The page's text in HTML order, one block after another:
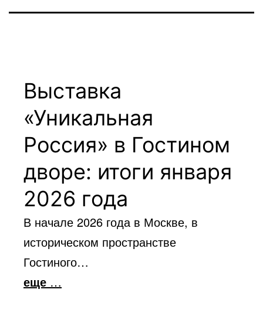
Выставка
«Уникальная
Россия» в Гостином
дворе: итоги января
2026 года
В начале 2026 года в Москве, в
историческом пространстве
Гостиного…
еще …